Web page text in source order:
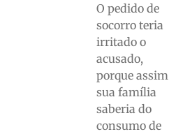
O pedido de
socorro teria
irritado o
acusado,
porque assim
sua família
saberia do
consumo de